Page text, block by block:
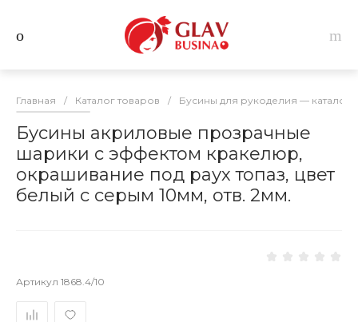
Главная / Каталог товаров / Бусины для рукоделия — каталог
Бусины акриловые прозрачные
шарики с эффектом кракелюр,
окрашивание под раух топаз, цвет
белый с серым 10мм, отв. 2мм.
Артикул 1868.4/10